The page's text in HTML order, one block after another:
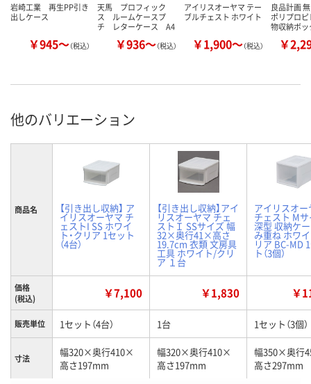
岩崎工業 再生PP引き
出しケース
￥945～（税込）
天馬 プロフィック
ス ルームケースプ
チ レターケース A4
￥936～（税込）
アイリスオーヤマ テー
ブルチェスト ホワイト
￥1,900～（税込）
良品計画
ポリプロ
物収納ボッ
￥
他のバリエーション
商品名 【引き出し収納】 ア
イリスオーヤマ チ
ェストI SS ホワイ
ト・クリア 1セット
（4台）
【引き出し収納】アイ
リスオーヤマ チェ
ストＩ SSサイズ 幅
32×奥行41×高さ
19.7cm 衣類 文房具
工具 ホワイト/クリ
ア １台
アイリスオー
チェスト M
深型 収納ケ
み重ね ホワ
リア BC-MD
ト（3個）
価格
(税込)
￥7,100 ￥1,830 ￥
販売単位 1セット（4台） 1台 1セット（3個）
寸法
幅320×奥行410×
高さ197mm
幅320×奥行410×
高さ197mm
幅350×奥行
高さ297mm